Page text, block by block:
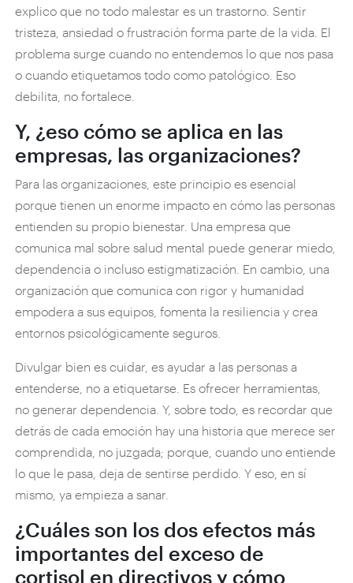
explico que no todo malestar es un trastorno. Sentir
tristeza, ansiedad o frustración forma parte de la vida. El
problema surge cuando no entendemos lo que nos pasa
o cuando etiquetamos todo como patológico. Eso
debilita, no fortalece.
Y, ¿eso cómo se aplica en las
empresas, las organizaciones?
Para las organizaciones, este principio es esencial
porque tienen un enorme impacto en cómo las personas
entienden su propio bienestar. Una empresa que
comunica mal sobre salud mental puede generar miedo,
dependencia o incluso estigmatización. En cambio, una
organización que comunica con rigor y humanidad
empodera a sus equipos, fomenta la resiliencia y crea
entornos psicológicamente seguros.
Divulgar bien es cuidar, es ayudar a las personas a
entenderse, no a etiquetarse. Es ofrecer herramientas,
no generar dependencia. Y, sobre todo, es recordar que
detrás de cada emoción hay una historia que merece ser
comprendida, no juzgada; porque, cuando uno entiende
lo que le pasa, deja de sentirse perdido. Y eso, en sí
mismo, ya empieza a sanar.
¿Cuáles son los dos efectos más
importantes del exceso de
cortisol en directivos y cómo